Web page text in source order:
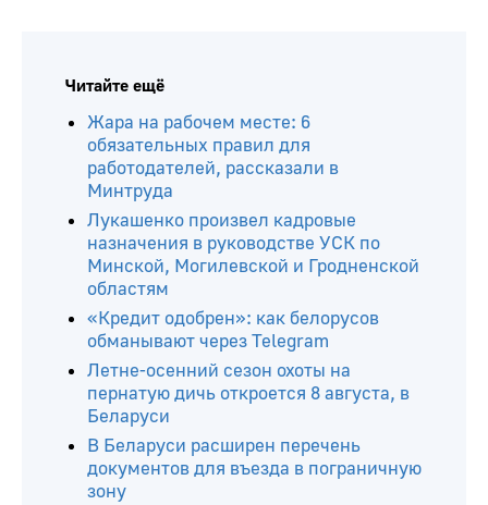
Читайте ещё
Жара на рабочем месте: 6
обязательных правил для
работодателей, рассказали в
Минтруда
Лукашенко произвел кадровые
назначения в руководстве УСК по
Минской, Могилевской и Гродненской
областям
«Кредит одобрен»: как белорусов
обманывают через Telegram
Летне-осенний сезон охоты на
пернатую дичь откроется 8 августа, в
Беларуси
В Беларуси расширен перечень
документов для въезда в пограничную
зону